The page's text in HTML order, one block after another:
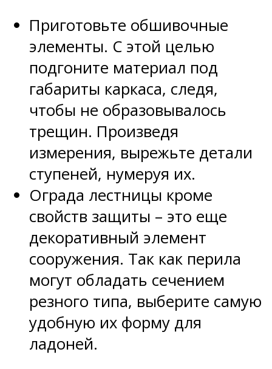
Приготовьте обшивочные
элементы. С этой целью
подгоните материал под
габариты каркаса, следя,
чтобы не образовывалось
трещин. Произведя
измерения, вырежьте детали
ступеней, нумеруя их.
Ограда лестницы кроме
свойств защиты – это еще
декоративный элемент
сооружения. Так как перила
могут обладать сечением
резного типа, выберите самую
удобную их форму для
ладоней.